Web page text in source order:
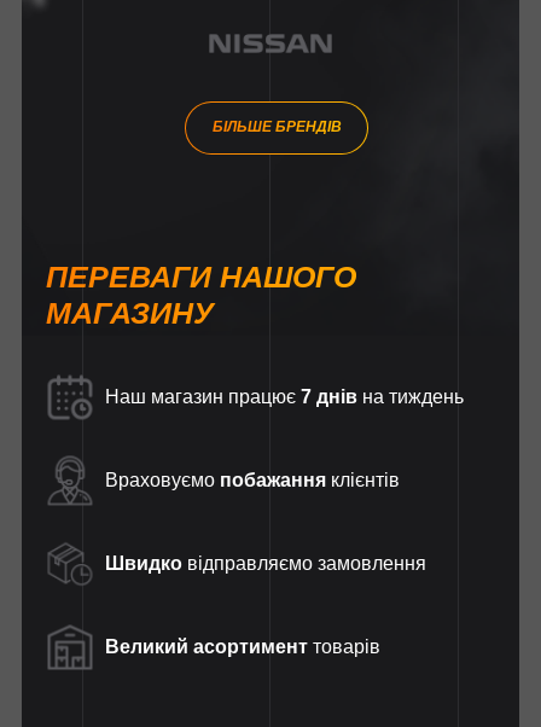
БІЛЬШЕ БРЕНДІВ
ПЕРЕВАГИ НАШОГО
МАГАЗИНУ
Наш магазин працює 7 днів на тиждень
Враховуємо побажання клієнтів
Швидко відправляємо замовлення
Великий асортимент товарів